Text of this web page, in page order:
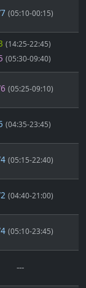
(05:10-00:15)
(14:25-22:45)
(05:30-09:40)
(05:25-09:10)
(04:35-23:45)
(05:15-22:40)
(04:40-21:00)
(05:10-23:45)
---